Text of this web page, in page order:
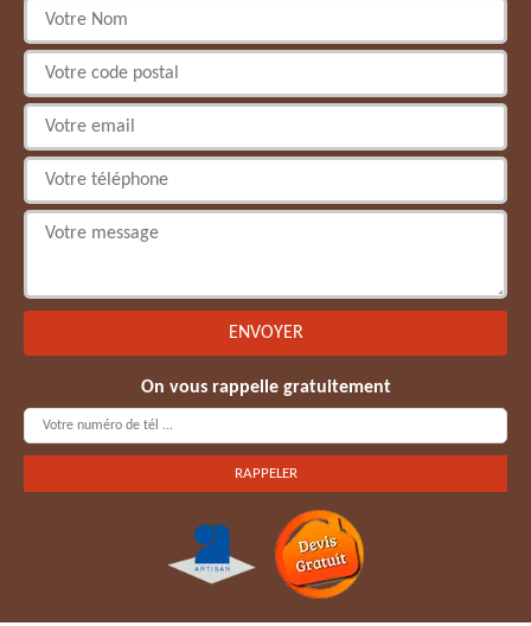
On vous rappelle gratuitement